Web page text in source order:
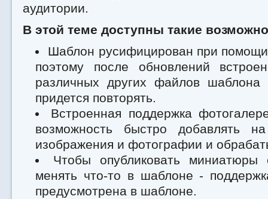
аудитории.
В этой теме доступны такие
Шаблон русифицирован при
поэтому после обновлений
различных других файлов
придется повторять.
Встроенная поддержка
возможность быстро добавлять
изображения и фотографии и
Чтобы опубликовать миниатюры
менять что-то в шаблоне -
предусмотрена в шаблоне.